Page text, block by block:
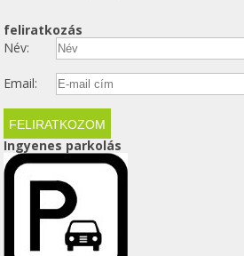
feliratkozás
Név:
Email:
Ingyenes parkolás